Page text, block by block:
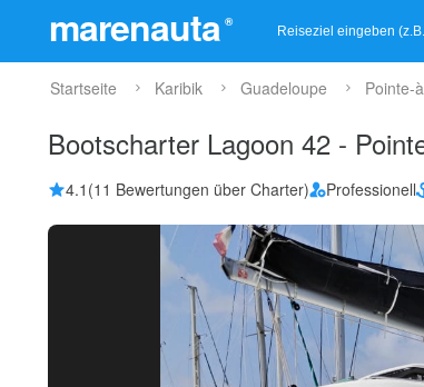
marenauta ®
Startseite Karibik Guadeloupe Pointe-
Bootscharter Lagoon 42 -
4.1 (11 Bewertungen über Charter) Professionell